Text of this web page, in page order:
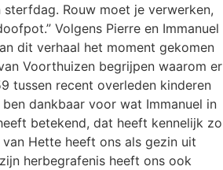
Rouw moet je verwerken,
Volgens Pierre en Immanuel
dit verhaal het moment gekomen
Voorthuizen begrijpen waarom er
tussen recent overleden kinderen
dankbaar voor wat Immanuel in
betekend, dat heeft kennelijk zo
Hette heeft ons als gezin uit
herbegrafenis heeft ons ook